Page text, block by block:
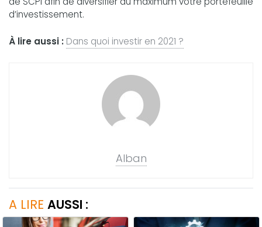
d’investissement.
À lire aussi : Dans quoi investir en 2021 ?
Alban
A LIRE AUSSI :